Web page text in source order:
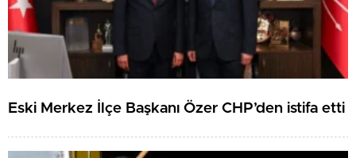
Eski Merkez İlçe Başkanı Özer CHP’den istifa etti